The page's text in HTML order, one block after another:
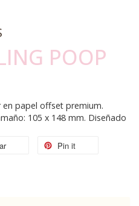
POOP
papel offset premium.
105 x 148 mm. Diseñado
Pin it